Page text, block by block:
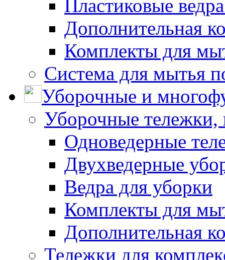
Пластиковые
Дополнительная
Комплекты для
Система для мытья
Уборочные и
Уборочные тележки,
Одноведерные
Двухведерные
Ведра для уборки
Комплекты для
Дополнительная
Тележки для